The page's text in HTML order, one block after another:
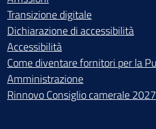
Transizione digitale
Dichiarazione di accessibilità
Accessibilità
Come diventare fornitori per la
Amministrazione
Rinnovo Consiglio camerale